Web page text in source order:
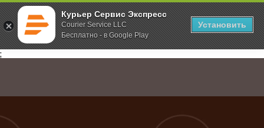
Курьер Сервис Экспресс
Courier Service LLC
Бесплатно - в Google Play
Установить
;
Главная О компании Новости Открытие офиса "КСЭ" в г.